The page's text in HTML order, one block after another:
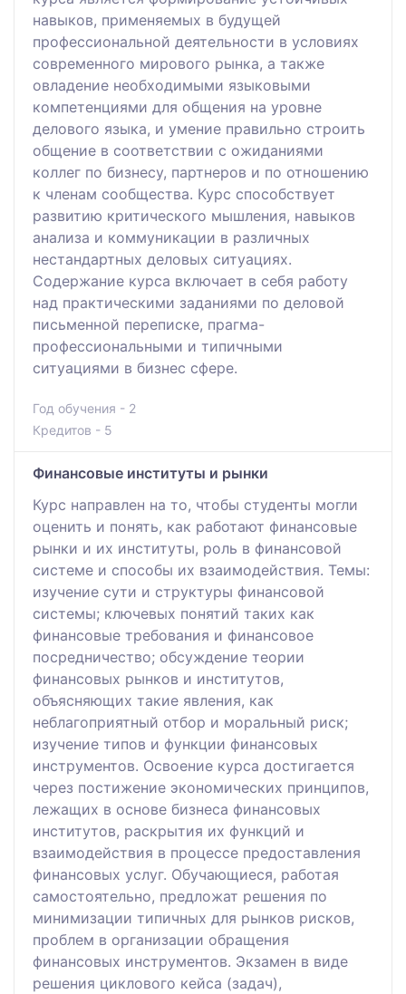
навыков, применяемых в будущей
профессиональной деятельности в условиях
современного мирового рынка, а также
овладение необходимыми языковыми
компетенциями для общения на уровне
делового языка, и умение правильно строить
общение в соответствии с ожиданиями
коллег по бизнесу, партнеров и по отношению
к членам сообщества. Курс способствует
развитию критического мышления, навыков
анализа и коммуникации в различных
нестандартных деловых ситуациях.
Содержание курса включает в себя работу
над практическими заданиями по деловой
письменной переписке, прагма-
профессиональными и типичными
ситуациями в бизнес сфере.
Год обучения - 2
Кредитов - 5
Финансовые институты и рынки
Курс направлен на то, чтобы студенты могли
оценить и понять, как работают финансовые
рынки и их институты, роль в финансовой
системе и способы их взаимодействия. Темы:
изучение сути и структуры финансовой
системы; ключевых понятий таких как
финансовые требования и финансовое
посредничество; обсуждение теории
финансовых рынков и институтов,
объясняющих такие явления, как
неблагоприятный отбор и моральный риск;
изучение типов и функции финансовых
инструментов. Освоение курса достигается
через постижение экономических принципов,
лежащих в основе бизнеса финансовых
институтов, раскрытия их функций и
взаимодействия в процессе предоставления
финансовых услуг. Обучающиеся, работая
самостоятельно, предложат решения по
минимизации типичных для рынков рисков,
проблем в организации обращения
финансовых инструментов. Экзамен в виде
решения циклового кейса (задач),